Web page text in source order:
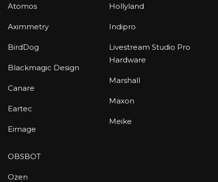
Atomos
Aximmetry
BirdDog
Blackmagic Design
Canare
Eartec
Eimage
Hollyland
Indipro
Livestream Studio Pro
Hardware
Marshall
Maxon
Meike
OBSBOT
Ozen